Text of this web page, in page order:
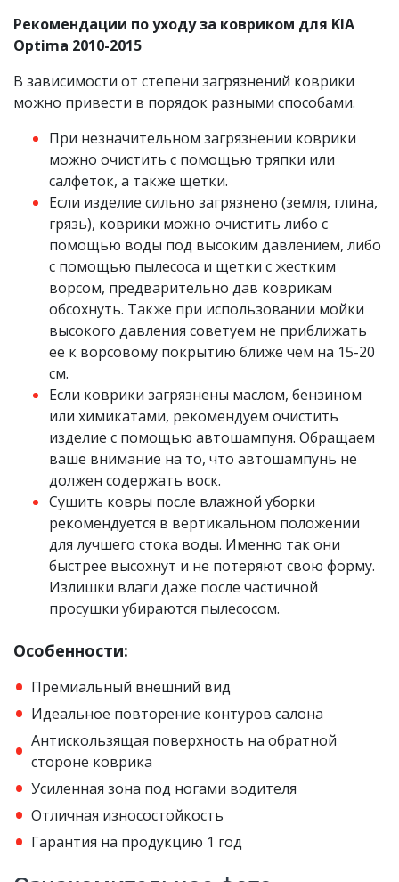
Рекомендации по уходу за ковриком для KIA
Optima 2010-2015
В зависимости от степени загрязнений коврики
можно привести в порядок разными способами.
При незначительном загрязнении коврики
можно очистить с помощью тряпки или
салфеток, а также щетки.
Если изделие сильно загрязнено (земля, глина,
грязь), коврики можно очистить либо с
помощью воды под высоким давлением, либо
с помощью пылесоса и щетки с жестким
ворсом, предварительно дав коврикам
обсохнуть. Также при использовании мойки
высокого давления советуем не приближать
ее к ворсовому покрытию ближе чем на 15-20
см.
Если коврики загрязнены маслом, бензином
или химикатами, рекомендуем очистить
изделие с помощью автошампуня. Обращаем
ваше внимание на то, что автошампунь не
должен содержать воск.
Сушить ковры после влажной уборки
рекомендуется в вертикальном положении
для лучшего стока воды. Именно так они
быстрее высохнут и не потеряют свою форму.
Излишки влаги даже после частичной
просушки убираются пылесосом.
Особенности:
Премиальный внешний вид
Идеальное повторение контуров салона
Антискользящая поверхность на обратной
стороне коврика
Усиленная зона под ногами водителя
Отличная износостойкость
Гарантия на продукцию 1 год